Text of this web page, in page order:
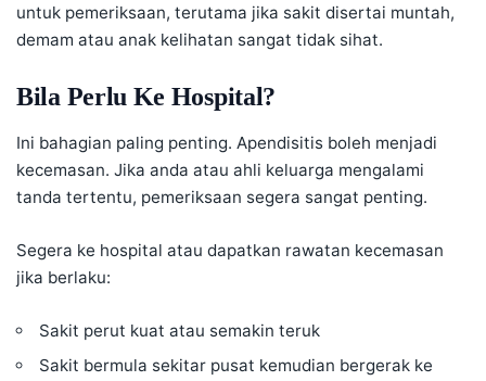
untuk pemeriksaan, terutama jika sakit disertai muntah,
demam atau anak kelihatan sangat tidak sihat.
Bila Perlu Ke Hospital?
Ini bahagian paling penting. Apendisitis boleh menjadi
kecemasan. Jika anda atau ahli keluarga mengalami
tanda tertentu, pemeriksaan segera sangat penting.
Segera ke hospital atau dapatkan rawatan kecemasan
jika berlaku:
Sakit perut kuat atau semakin teruk
Sakit bermula sekitar pusat kemudian bergerak ke